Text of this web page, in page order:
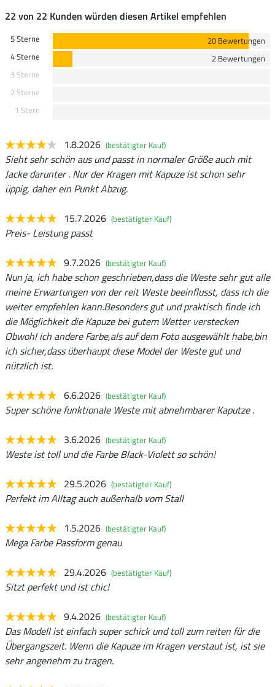
22 von 22 Kunden würden diesen Artikel empfehlen
5 Sterne
20 Bewertungen
4 Sterne
2 Bewertungen
3 Sterne
2 Sterne
1 Stern
1.8.2026 (bestätigter Kauf)
Sieht sehr schön aus und passt in normaler Größe auch mit
Jacke darunter . Nur der Kragen mit Kapuze ist schon sehr
üppig, daher ein Punkt Abzug.
15.7.2026 (bestätigter Kauf)
Preis- Leistung passt
9.7.2026 (bestätigter Kauf)
Nun ja, ich habe schon geschrieben,dass die Weste sehr gut alle
meine Erwartungen von der reit Weste beeinflusst, dass ich die
weiter empfehlen kann.Besonders gut und praktisch finde ich
die Möglichkeit die Kapuze bei gutem Wetter verstecken
Obwohl ich andere Farbe,als auf dem Foto ausgewählt habe,bin
ich sicher,dass überhaupt diese Model der Weste gut und
nützlich ist.
6.6.2026 (bestätigter Kauf)
Super schöne funktionale Weste mit abnehmbarer Kaputze .
3.6.2026 (bestätigter Kauf)
Weste ist toll und die Farbe Black-Violett so schön!
29.5.2026 (bestätigter Kauf)
Perfekt im Alltag auch außerhalb vom Stall
1.5.2026 (bestätigter Kauf)
Mega Farbe Passform genau
29.4.2026 (bestätigter Kauf)
Sitzt perfekt und ist chic!
9.4.2026 (bestätigter Kauf)
Das Modell ist einfach super schick und toll zum reiten für die
Übergangszeit. Wenn die Kapuze im Kragen verstaut ist, ist sie
sehr angenehm zu tragen.